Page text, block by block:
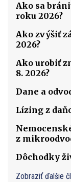
Ako sa
roku 2026?
Ako zvýšiť
2026?
Ako urobiť
8. 2026?
Dane a
Lízing z
z
Dôchodky
Zobraziť ďalšie